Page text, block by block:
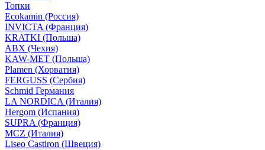
Топки
Ecokamin (Россия)
INVICTA (Франция)
KRATKI (Польша)
ABX (Чехия)
KAW-MET (Польша)
Plamen (Хорватия)
FERGUSS (Сербия)
Schmid Германия
LA NORDICA (Италия)
Hergom (Испания)
SUPRA (Франция)
MCZ (Италия)
Liseo Castiron (Швеция)